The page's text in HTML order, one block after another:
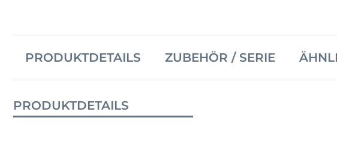
PRODUKTDETAILS ZUBEHÖR / SERIE
PRODUKTDETAILS